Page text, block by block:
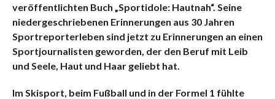
veröffentlichten Buch „Sportidole: Hautnah“. Seine
niedergeschriebenen Erinnerungen aus 30 Jahren
Sportreporterleben sind jetzt zu Erinnerungen an einen
Sportjournalisten geworden, der den Beruf mit Leib
und Seele, Haut und Haar geliebt hat.
Im Skisport, beim Fußball und in der Formel 1 fühlte